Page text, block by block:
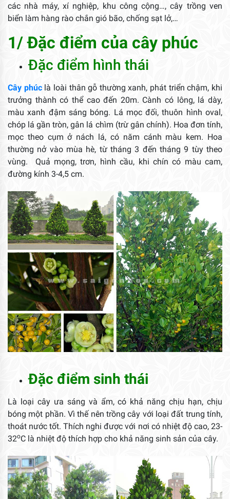
các nhà máy, xí nghiệp, khu công cộng…, cây trồng ven
biển làm hàng rào chắn gió bão, chống sạt lở,…
1/ Đặc điểm của cây phúc
Đặc điểm hình thái
Cây phúclà loài thân gỗ thường xanh, phát triển chậm, khi
trưởng thành có thể cao đến 20m. Cành có lông, lá dày,
màu xanh đậm sáng bóng. Lá mọc đối, thuôn hình oval,
chóp lá gần tròn, gân lá chìm (trừ gân chính). Hoa đơn tính,
mọc theo cụm ở nách lá, có năm cánh màu kem. Hoa
thường nở vào mùa hè, từ tháng 3 đến tháng 9 tùy theo
vùng. Quả mọng, trơn, hình cầu, khi chín có màu cam,
đường kính 3-4,5 cm.
Đặc điểm sinh thái
Là loại cây ưa sáng và ẩm, có khả năng chịu hạn, chịu
bóng một phần. Vì thế nên trồng cây với loại đất trung tính,
thoát nước tốt. Thích nghi được với nơi có nhiệt độ cao, 23-
32oC là nhiệt độ thích hợp cho khả năng sinh sản của cây.